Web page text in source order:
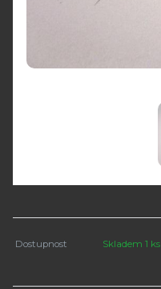
Dostupnost Skladem 1 ks